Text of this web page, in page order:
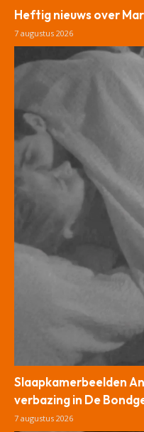
Heftig nieuws over
7 augustus 2026
Slaapkamerbeelden
verbazing in De
7 augustus 2026